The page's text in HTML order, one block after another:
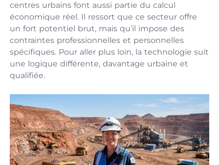
centres urbains font aussi partie du calcul
économique réel. Il ressort que ce secteur offre
un fort potentiel brut, mais qu’il impose des
contraintes professionnelles et personnelles
spécifiques. Pour aller plus loin, la technologie suit
une logique différente, davantage urbaine et
qualifiée.